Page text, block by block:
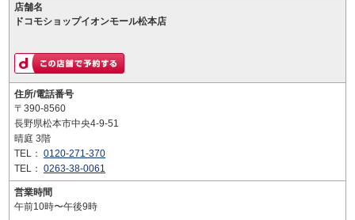
店舗名
ドコモショップイオンモール松本店
住所/電話番号
〒390-8560
長野県松本市中央4-9-51
晴庭 3階
TEL： 0120-271-370
TEL： 0263-38-0061
営業時間
午前10時〜午後9時